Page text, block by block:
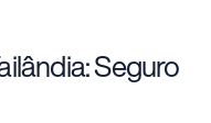
Seguro